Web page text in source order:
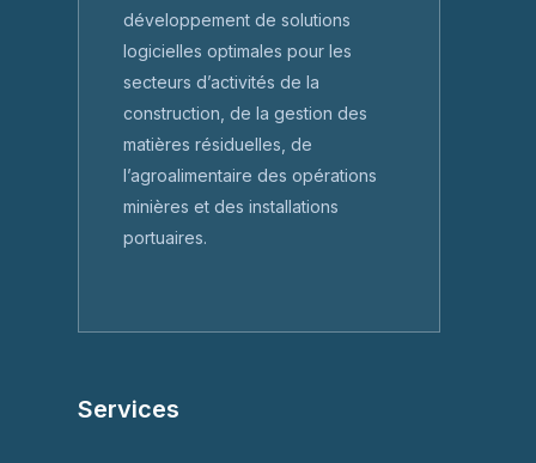
développement de solutions
logicielles optimales pour les
secteurs d’activités de la
construction, de la gestion des
matières résiduelles, de
l’agroalimentaire des opérations
minières et des installations
portuaires.
Services